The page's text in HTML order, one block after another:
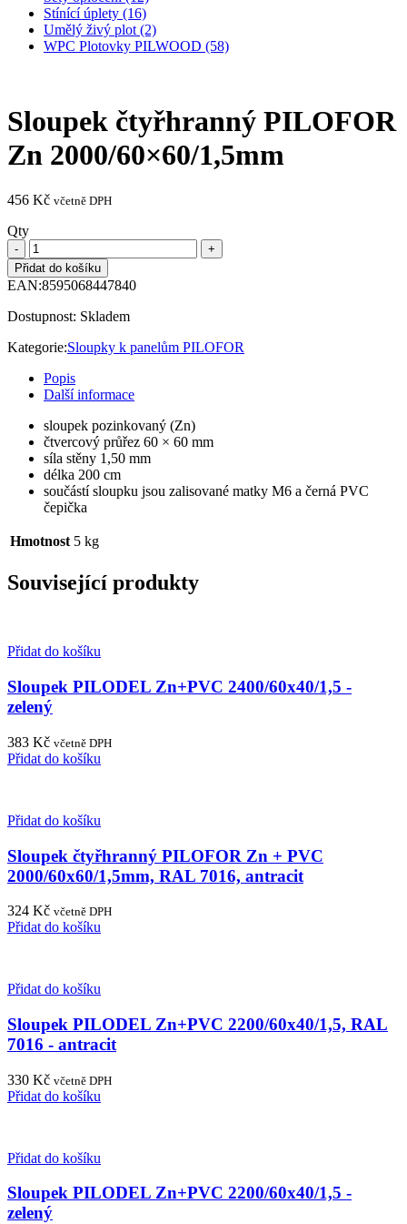
Stínící úplety (16)
Umělý živý plot (2)
WPC Plotovky PILWOOD (58)
Sloupek čtyřhranný PILOFOR
Zn 2000/60×60/1,5mm
456 Kč včetně DPH
Qty
Přidat do košíku
EAN:8595068447840
Dostupnost: Skladem
Kategorie:Sloupky k panelům PILOFOR
Popis
Další informace
sloupek pozinkovaný (Zn)
čtvercový průřez 60 × 60 mm
síla stěny 1,50 mm
délka 200 cm
součástí sloupku jsou zalisované matky M6 a černá PVC
čepička
Hmotnost 5 kg
Související produkty
Přidat do košíku
Sloupek PILODEL Zn+PVC 2400/60x40/1,5 -
zelený
383 Kč včetně DPH
Přidat do košíku
Přidat do košíku
Sloupek čtyřhranný PILOFOR Zn + PVC
2000/60x60/1,5mm, RAL 7016, antracit
324 Kč včetně DPH
Přidat do košíku
Přidat do košíku
Sloupek PILODEL Zn+PVC 2200/60x40/1,5, RAL
7016 - antracit
330 Kč včetně DPH
Přidat do košíku
Přidat do košíku
Sloupek PILODEL Zn+PVC 2200/60x40/1,5 -
zelený